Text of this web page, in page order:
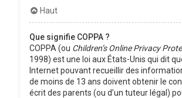
Haut
Que signifie COPPA ?
COPPA (ou Children’s Online Privacy
1998) est une loi aux États-Unis qui dit
Internet pouvant recueillir des
de moins de 13 ans doivent obtenir le
écrit des parents (ou d’un tuteur légal)